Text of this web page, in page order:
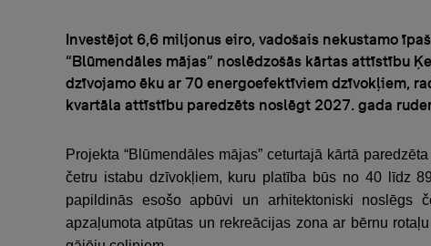
Investējot 6,6 miljonus eiro, vadošais nekustamo
“Blūmendāles mājas” noslēdzošās kārtas attīstību
dzīvojamo ēku ar 70 energoefektīviem dzīvokļiem,
kvartāla attīstību paredzēts noslēgt 2027. gada
Projekta “Blūmendāles mājas” ceturtajā kārtā
četru istabu dzīvokļiem, kuru platība būs no 40 līdz
papildinās esošo apbūvi un arhitektoniski noslēgs
apzaļumota atpūtas un rekreācijas zona ar bērnu